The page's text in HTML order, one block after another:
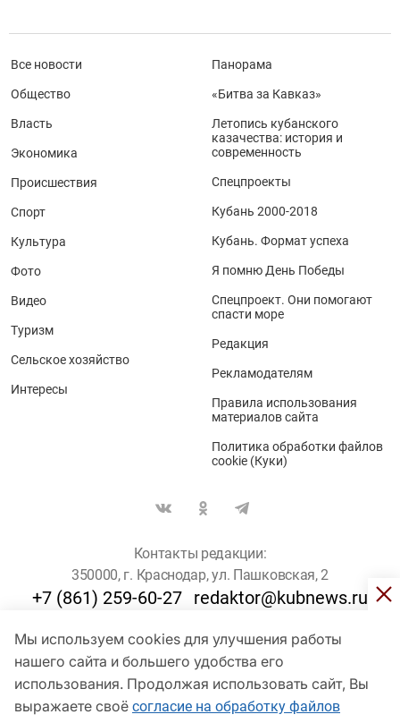
Мы используем cookies для улучшения работы
нашего сайта и большего удобства его
использования. Продолжая использовать сайт, Вы
выражаете своё согласие на обработку файлов
Все новости
Общество
Власть
Экономика
Происшествия
Спорт
Культура
Фото
Видео
Туризм
Сельское хозяйство
Интересы
Панорама
«Битва за Кавказ»
Летопись кубанского
казачества: история и
современность
Спецпроекты
Кубань 2000-2018
Кубань. Формат успеха
Я помню День Победы
Спецпроект. Они помогают
спасти море
Редакция
Рекламодателям
Правила использования
материалов сайта
Политика обработки файлов
cookie (Куки)
Контакты редакции:
350000, г. Краснодар, ул. Пашковская, 2
+7 (861) 259-60-27 redaktor@kubnews.ru
Для пользователей старше 16 лет
© Кубанские Новости, 2017
Сетевое издание «kubnews» зарегистрировано Федеральной
службой по надзору в сфере связи, информационных технологий